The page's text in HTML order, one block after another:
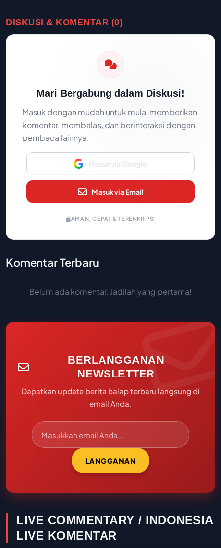
DISKUSI & KOMENTAR (0)
Mari Bergabung dalam Diskusi!
Masuk dengan mudah untuk mulai memberikan
komentar, membalas, dan berinteraksi dengan
pembaca lainnya.
Masuk via Google
Masuk via Email
AMAN, CEPAT & TERENKRIPSI
Komentar Terbaru
Belum ada komentar. Jadilah yang pertama!
BERLANGGANAN
NEWSLETTER
Dapatkan update berita balap terbaru langsung di
email Anda.
LANGGANAN
LIVE COMMENTARY / INDONESIA
LIVE KOMENTAR